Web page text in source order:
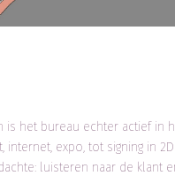
het bureau echter actief in
expo, tot signing in
luisteren naar de klant